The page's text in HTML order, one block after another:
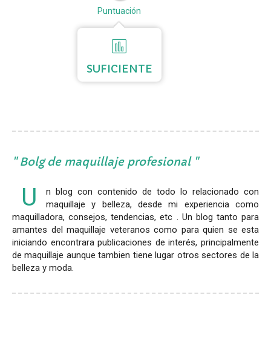
Puntuación
SUFICIENTE
Bolg de maquillaje profesional
U
n blog con contenido de todo lo relacionado con
maquillaje y belleza, desde mi experiencia como
maquilladora, consejos, tendencias, etc . Un blog tanto para
amantes del maquillaje veteranos como para quien se esta
iniciando encontrara publicaciones de interés, principalmente
de maquillaje aunque tambien tiene lugar otros sectores de la
belleza y moda.